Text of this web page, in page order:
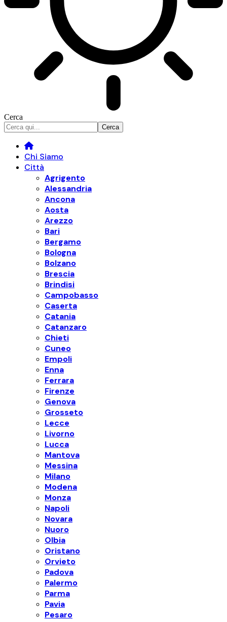
Cerca
Chi Siamo
Città
Agrigento
Alessandria
Ancona
Aosta
Arezzo
Bari
Bergamo
Bologna
Bolzano
Brescia
Brindisi
Campobasso
Caserta
Catania
Catanzaro
Chieti
Cuneo
Empoli
Enna
Ferrara
Firenze
Genova
Grosseto
Lecce
Livorno
Lucca
Mantova
Messina
Milano
Modena
Monza
Napoli
Novara
Nuoro
Olbia
Oristano
Orvieto
Padova
Palermo
Parma
Pavia
Pesaro